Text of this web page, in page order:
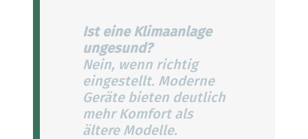
Ist eine Klimaanlage
ungesund?
Nein, wenn richtig
eingestellt. Moderne
Geräte bieten deutlich
mehr Komfort als
ältere Modelle.